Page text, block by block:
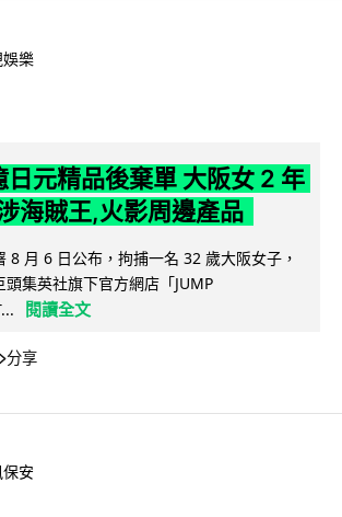
樂
元精品後棄單 大阪女 2 年
海賊王,火影周邊產品
8 月 6 日公布，拘捕一名 32 歲大阪女子，
集英社旗下官方網店「JUMP
閱讀全文
分享
安